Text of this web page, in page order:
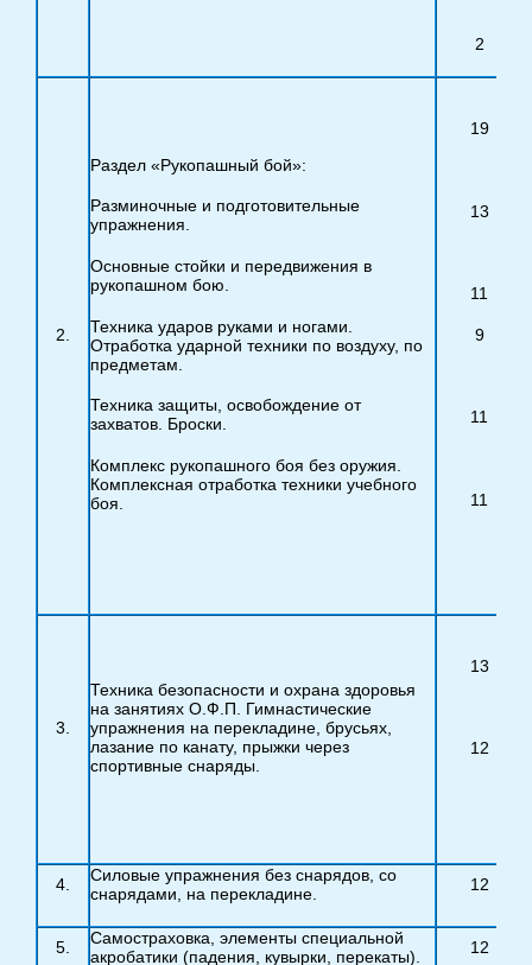
2
2.
Раздел «Рукопашный бой»:
Разминочные и подготовительные
упражнения.
Основные стойки и передвижения в
рукопашном бою.
Техника ударов руками и ногами.
Отработка ударной техники по воздуху, по
предметам.
Техника защиты, освобождение от
захватов. Броски.
Комплекс рукопашного боя без оружия.
Комплексная отработка техники учебного
боя.
19
13
11
9
11
11
3.
Техника безопасности и охрана здоровья
на занятиях О.Ф.П. Гимнастические
упражнения на перекладине, брусьях,
лазание по канату, прыжки через
спортивные снаряды.
13
12
4.
Силовые упражнения без снарядов, со
снарядами, на перекладине.
12
5.
Самостраховка, элементы специальной
акробатики (падения, кувырки, перекаты).
12